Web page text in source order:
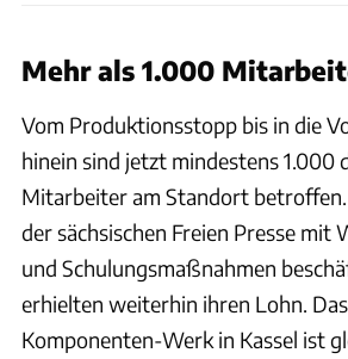
Mehr als 1.000
Vom Produktionsstopp bis in die
hinein sind jetzt mindestens 1.000
Mitarbeiter am Standort
der sächsischen Freien Presse mit
und Schulungsmaßnahmen
erhielten weiterhin ihren Lohn.
Komponenten-Werk in Kassel ist